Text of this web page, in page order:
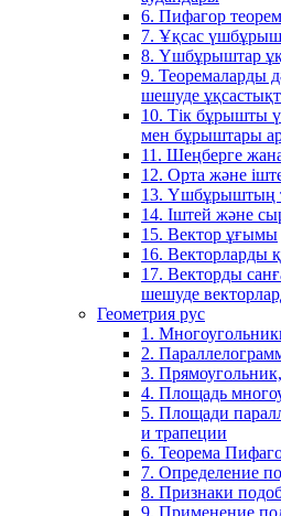
6. Пифагор
7. Ұқсас
8. Үшбұрыштар
9. Теоремаларды
шешуде
10. Тік бұрышты
мен бұрыштары
11. Шеңберге
12. Орта және
13. Үшбұрыштың
14. Іштей және
15. Вектор ұғымы
16. Векторларды
17. Векторды
шешуде
Геометрия рус
1.
2.
3.
4. Площадь
5. Площади
и трапеции
6. Теорема
7. Определение
8. Признаки
9. Применение